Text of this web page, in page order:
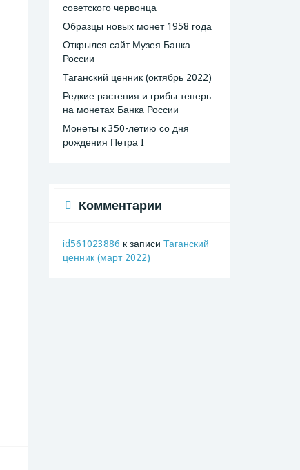
советского червонца
Образцы новых монет 1958 года
Открылся сайт Музея Банка
России
Таганский ценник (октябрь 2022)
Редкие растения и грибы теперь
на монетах Банка России
Монеты к 350-летию со дня
рождения Петра I
Комментарии
id561023886 к записи Таганский
ценник (март 2022)